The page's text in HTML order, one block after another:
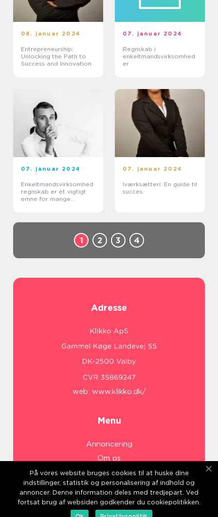
08. januar 2024
Entrepreneurship:
Unlocking the Path to
Success and Innovation
07. januar 2024
Regnskab i
enkeltmandsvirksomhed
er
07. januar 2024
Enkeltmandsvirksomhed
regnskab er et vigtigt
emne for mange
07. januar 2024
Iværksætteri: En guide til
succes
1 2 3 4
Adresse
web: www.klikko.dk/
Menu
Annoncering
Om os
Cookies
Kontakt os
Sitemap
På vores website bruges cookies til at huske dine
indstillinger, statistik og personalisering af indhold og
annoncer. Denne information deles med tredjepart. Ved
fortsat brug af websiden godkender du cookiepolitikken.